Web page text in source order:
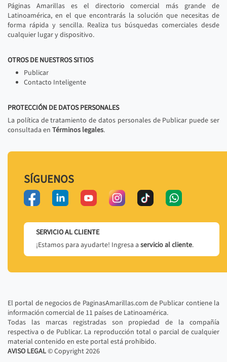
Páginas Amarillas es el directorio comercial más grande de
Latinoamérica, en el que encontrarás la solución que necesitas de
forma rápida y sencilla. Realiza tus búsquedas comerciales desde
cualquier lugar y dispositivo.
OTROS DE NUESTROS SITIOS
Publicar
Contacto Inteligente
PROTECCIÓN DE DATOS PERSONALES
La política de tratamiento de datos personales de Publicar puede ser
consultada en Términos legales.
SÍGUENOS
SERVICIO AL CLIENTE
¡Estamos para ayudarte! Ingresa a servicio al cliente.
El portal de negocios de PaginasAmarillas.com de Publicar contiene la
información comercial de 11 países de Latinoamérica.
Todas las marcas registradas son propiedad de la compañía
respectiva o de Publicar. La reproducción total o parcial de cualquier
material contenido en este portal está prohibido.
AVISO LEGAL© Copyright2026